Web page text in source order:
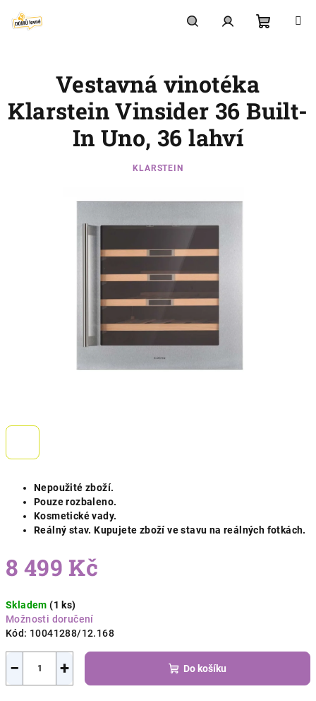
Nepoužité zboží.
Pouze rozbaleno.
Kosmetické vady.
Reálný stav. Kupujete zboží ve stavu na reálných fotkách.
8 499 Kč
cena:
Skladem(1 ks)
Možnosti doručení
Kód: 10041288/12.168
+
− Do košíku
Vestavná vinotéka
Klarstein Vinsider 36 Built-
In Uno, 36 lahví
KLARSTEIN